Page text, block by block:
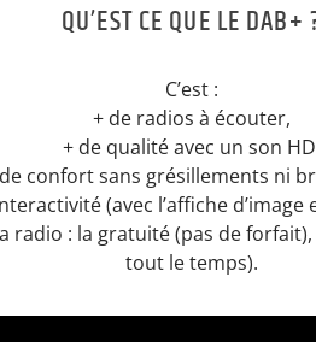
QU’EST CE QUE LE DAB+
C’est :
+ de radios à écouter,
+ de qualité avec un son
confort sans grésillements ni
(avec l’affiche d’image
: la gratuité (pas de
tout le temps).